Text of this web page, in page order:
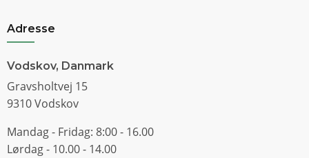
Adresse
Vodskov, Danmark
Gravsholtvej 15
9310 Vodskov
Mandag - Fridag: 8:00 - 16.00
Lørdag - 10.00 - 14.00